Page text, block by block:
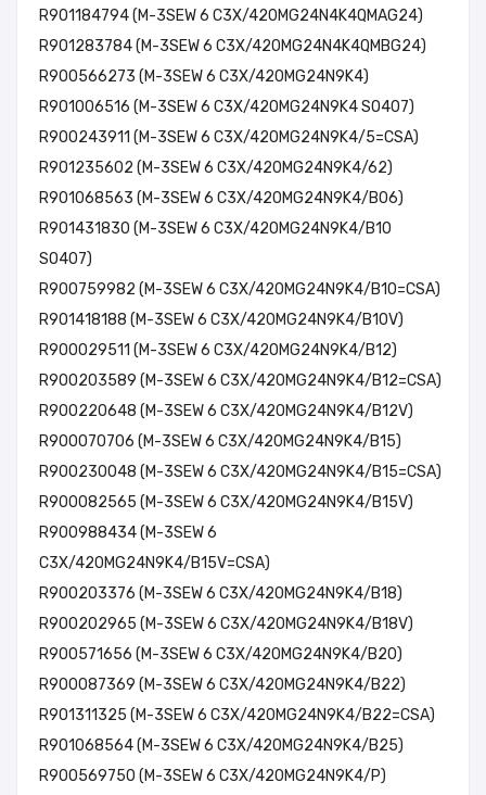
R901184794 (M-3SEW 6 C3X/420MG24N4K4QMAG24)
R901283784 (M-3SEW 6 C3X/420MG24N4K4QMBG24)
R900566273 (M-3SEW 6 C3X/420MG24N9K4)
R901006516 (M-3SEW 6 C3X/420MG24N9K4 SO407)
R900243911 (M-3SEW 6 C3X/420MG24N9K4/5=CSA)
R901235602 (M-3SEW 6 C3X/420MG24N9K4/62)
R901068563 (M-3SEW 6 C3X/420MG24N9K4/B06)
R901431830 (M-3SEW 6 C3X/420MG24N9K4/B10
SO407)
R900759982 (M-3SEW 6 C3X/420MG24N9K4/B10=CSA)
R901418188 (M-3SEW 6 C3X/420MG24N9K4/B10V)
R900029511 (M-3SEW 6 C3X/420MG24N9K4/B12)
R900203589 (M-3SEW 6 C3X/420MG24N9K4/B12=CSA)
R900220648 (M-3SEW 6 C3X/420MG24N9K4/B12V)
R900070706 (M-3SEW 6 C3X/420MG24N9K4/B15)
R900230048 (M-3SEW 6 C3X/420MG24N9K4/B15=CSA)
R900082565 (M-3SEW 6 C3X/420MG24N9K4/B15V)
R900988434 (M-3SEW 6
C3X/420MG24N9K4/B15V=CSA)
R900203376 (M-3SEW 6 C3X/420MG24N9K4/B18)
R900202965 (M-3SEW 6 C3X/420MG24N9K4/B18V)
R900571656 (M-3SEW 6 C3X/420MG24N9K4/B20)
R900087369 (M-3SEW 6 C3X/420MG24N9K4/B22)
R901311325 (M-3SEW 6 C3X/420MG24N9K4/B22=CSA)
R901068564 (M-3SEW 6 C3X/420MG24N9K4/B25)
R900569750 (M-3SEW 6 C3X/420MG24N9K4/P)